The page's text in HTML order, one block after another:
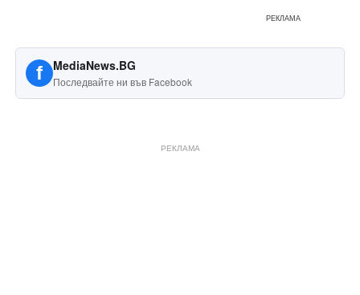
РЕКЛАМА
f MediaNews.BG
Последвайте ни във Facebook
РЕКЛАМА